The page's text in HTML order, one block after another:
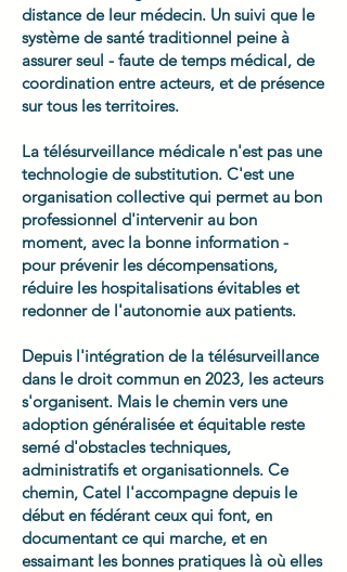
distance de leur médecin. Un suivi que le
système de santé traditionnel peine à
assurer seul - faute de temps médical, de
coordination entre acteurs, et de présence
sur tous les territoires.
La télésurveillance médicale n'est pas une
technologie de substitution. C'est une
organisation collective qui permet au bon
professionnel d'intervenir au bon
moment, avec la bonne information -
pour prévenir les décompensations,
réduire les hospitalisations évitables et
redonner de l'autonomie aux patients.
Depuis l'intégration de la télésurveillance
dans le droit commun en 2023, les acteurs
s'organisent. Mais le chemin vers une
adoption généralisée et équitable reste
semé d'obstacles techniques,
administratifs et organisationnels. Ce
chemin, Catel l'accompagne depuis le
début en fédérant ceux qui font, en
documentant ce qui marche, et en
essaimant les bonnes pratiques là où elles